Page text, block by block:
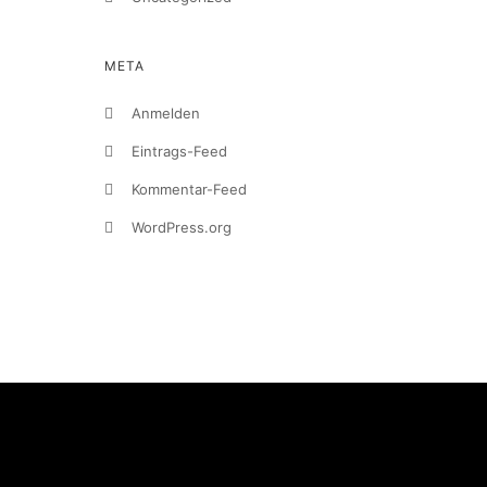
META
Anmelden
Eintrags-Feed
Kommentar-Feed
WordPress.org